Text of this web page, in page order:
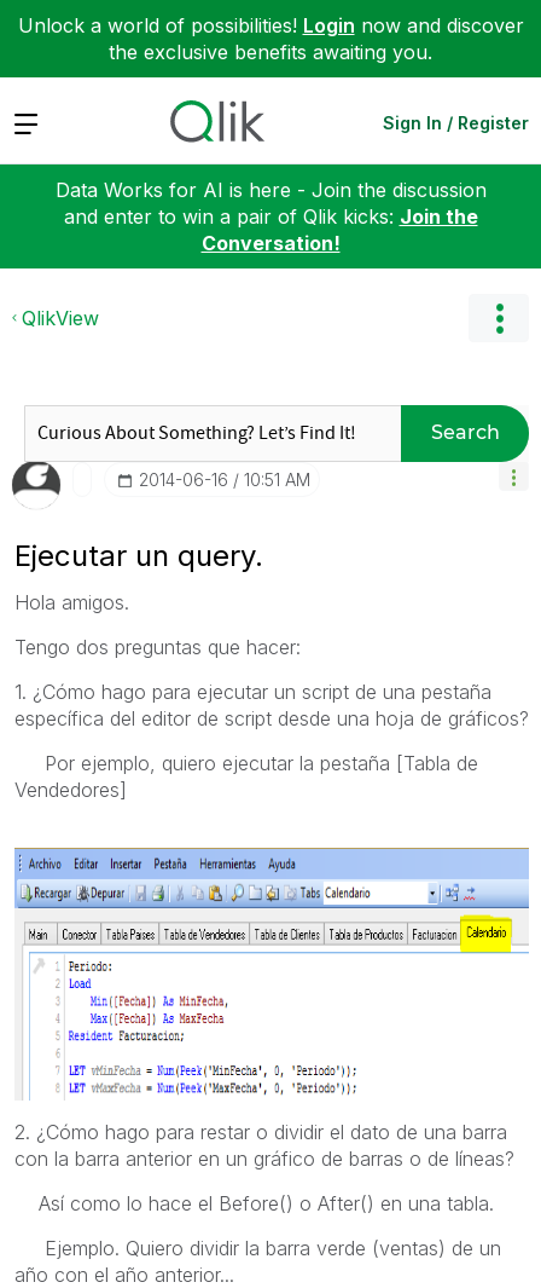
Unlock a world of possibilities! Login now and discover
the exclusive benefits awaiting you.
Expand Sign In / Register
Data Works for AI is here - Join the discussion
and enter to win a pair of Qlik kicks: Join the
Conversation!
QlikView
Search
‎2014-06-16 10:51 AM
Ejecutar un query.
Hola amigos.
Tengo dos preguntas que hacer:
1. ¿Cómo hago para ejecutar un script de una pestaña
específica del editor de script desde una hoja de gráficos?
Por ejemplo, quiero ejecutar la pestaña [Tabla de
Vendedores]
2. ¿Cómo hago para restar o dividir el dato de una barra
con la barra anterior en un gráfico de barras o de líneas?
Así como lo hace el Before() o After() en una tabla.
Ejemplo. Quiero dividir la barra verde (ventas) de un
año con el año anterior...